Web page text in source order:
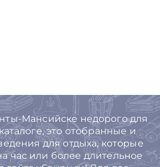
Мансийске недорого для
это отобранные и
для отдыха, которые
час или более длительное